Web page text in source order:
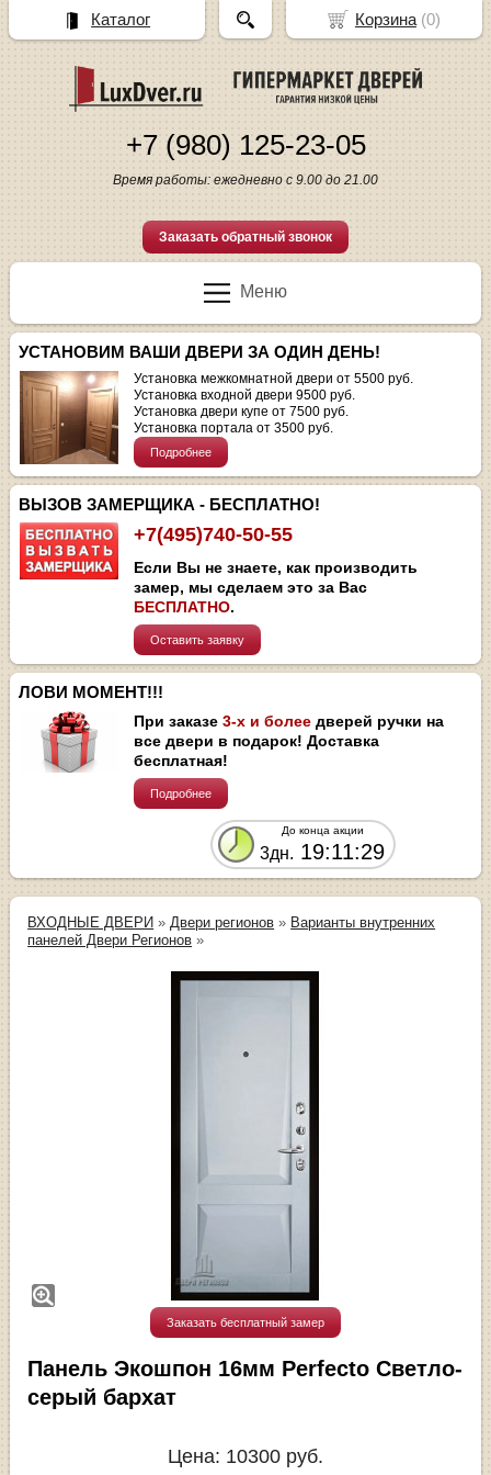
+7 (980) 125-23-05
Время работы: ежедневно с 9.00 до 21.00
Заказать обратный звонок
Меню
УСТАНОВИМ ВАШИ ДВЕРИ ЗА ОДИН ДЕНЬ!
Установка межкомнатной двери от 5500 руб.
Установка входной двери 9500 руб.
Установка двери купе от 7500 руб.
Установка портала от 3500 руб.
Подробнее
ВЫЗОВ ЗАМЕРЩИКА - БЕСПЛАТНО!
+7(495)740-50-55
Если Вы не знаете, как производить
замер, мы сделаем это за Вас
БЕСПЛАТНО.
Оставить заявку
ЛОВИ МОМЕНТ!!!
При заказе3-х и более дверей ручки на
все двери в подарок! Доставка
бесплатная!
Подробнее
До конца акции
3дн. 19:11:29
ВХОДНЫЕ ДВЕРИ » Двери регионов » Варианты внутренних
панелей Двери Регионов »
Заказать бесплатный замер
Панель Экошпон 16мм Perfecto Светло-
серый бархат
Цена: 10300 руб.
Корзина(0)
Каталог